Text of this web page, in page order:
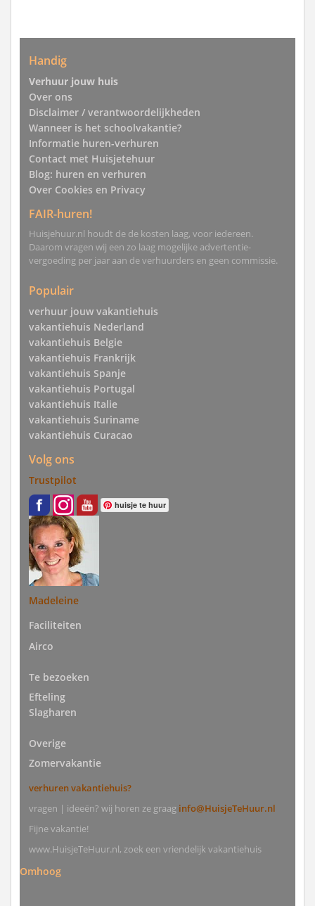
Handig
Verhuur jouw huis
Over ons
Disclaimer / verantwoordelijkheden
Wanneer is het schoolvakantie?
Informatie huren-verhuren
Contact met Huisjetehuur
Blog: huren en verhuren
Over Cookies en Privacy
FAIR-huren!
Huisjehuur.nl houdt de de kosten laag, voor iedereen.
Daarom vragen wij een zo laag mogelijke advertentie-
vergoeding per jaar aan de verhuurders en geen commissie.
Populair
verhuur jouw vakantiehuis
vakantiehuis Nederland
vakantiehuis Belgie
vakantiehuis Frankrijk
vakantiehuis Spanje
vakantiehuis Portugal
vakantiehuis Italie
vakantiehuis Suriname
vakantiehuis Curacao
Volg ons
Trustpilot
huisje te huur
Madeleine
Faciliteiten
Airco
Te bezoeken
Efteling
Slagharen
Overige
Zomervakantie
verhuren vakantiehuis?
vragen | ideeën? wij horen ze graag info@HuisjeTeHuur.nl
Fijne vakantie!
www.HuisjeTeHuur.nl, zoek een vriendelijk vakantiehuis
Omhoog